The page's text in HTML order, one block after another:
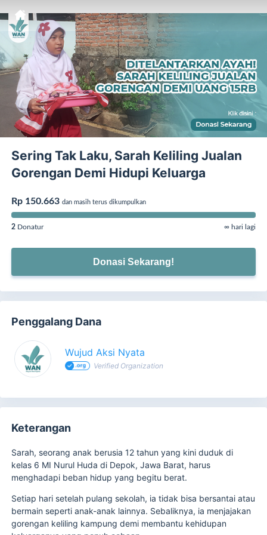
Sering Tak Laku, Sarah Keliling Jualan
Gorengan Demi Hidupi Keluarga
Rp 150.663 dan masih terus dikumpulkan
2 Donatur ∞ hari lagi
Donasi Sekarang!
Penggalang Dana
Wujud Aksi Nyata
Verified Organization
Keterangan
Sarah, seorang anak berusia 12 tahun yang kini duduk di
kelas 6 MI Nurul Huda di Depok, Jawa Barat, harus
menghadapi beban hidup yang begitu berat.
Setiap hari setelah pulang sekolah, ia tidak bisa bersantai atau
bermain seperti anak-anak lainnya. Sebaliknya, ia menjajakan
gorengan keliling kampung demi membantu kehidupan